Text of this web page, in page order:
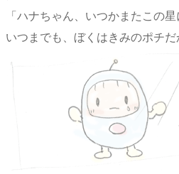
「ハナちゃん、いつかまたこの
いつまでも、ぼくはきみのポチだ